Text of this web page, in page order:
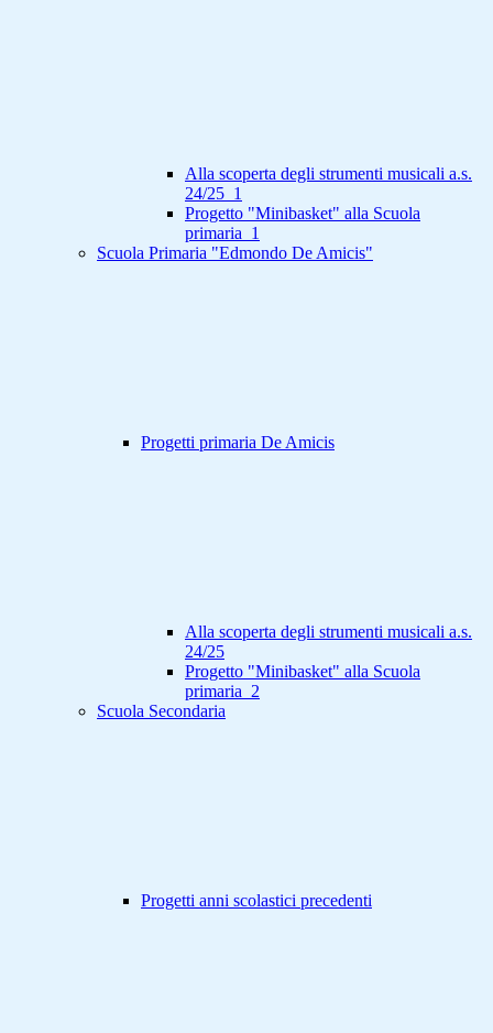
Alla scoperta degli strumenti musicali a.s.
24/25_1
Progetto "Minibasket" alla Scuola
primaria_1
Scuola Primaria "Edmondo De Amicis"
Progetti primaria De Amicis
Alla scoperta degli strumenti musicali a.s.
24/25
Progetto "Minibasket" alla Scuola
primaria_2
Scuola Secondaria
Progetti anni scolastici precedenti